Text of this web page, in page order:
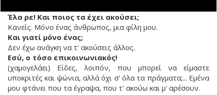
Έλα ρε! Και ποιος τα έχει ακούσει;
Κανείς. Μόνο ένας άνθρωπος, μια φίλη μου.
Και γιατί μόνο ένας;
Δεν έχω ανάγκη να τ' ακούσεις άλλος.
Εσύ, ο τόσο επικοινωνιακός!
(χαμογελάει) Είδες, λοιπόν, που μπορεί να είμαστε
υποκριτές και ψώνια, αλλά όχι σ' όλα τα πράγματα;... Εμένα
μου φτάνει που τα έγραψα, που τ' ακούω και μ' αρέσουν.